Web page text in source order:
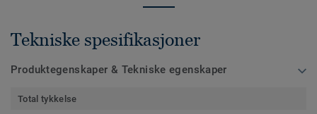
Tekniske spesifikasjoner
Produktegenskaper & Tekniske egenskaper
Total tykkelse